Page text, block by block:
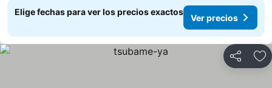
Elige fechas para ver los precios exactos
Ver precios
Compartir